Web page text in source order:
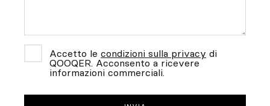
Accetto le condizioni sulla privacy di
QOOQER. Acconsento a ricevere
informazioni commerciali.